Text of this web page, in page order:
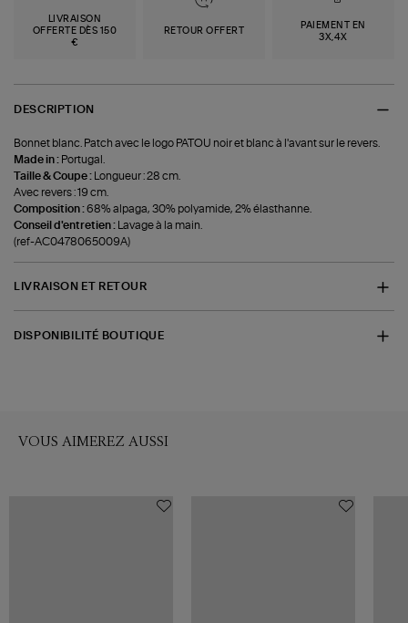
LIVRAISON
OFFERTE DÈS 150
€
RETOUR OFFERT
PAIEMENT EN
3X,4X
DESCRIPTION
Bonnet blanc. Patch avec le logo PATOU noir et blanc à l'avant sur le revers.
Made in : Portugal.
Taille & Coupe :
Longueur : 28 cm.
Avec revers : 19 cm.
Composition :68% alpaga, 30% polyamide, 2% élasthanne.
Conseil d'entretien :
Lavage à la main.
(ref-AC0478065009A)
LIVRAISON ET RETOUR
DISPONIBILITÉ BOUTIQUE
VOUS AIMEREZ AUSSI